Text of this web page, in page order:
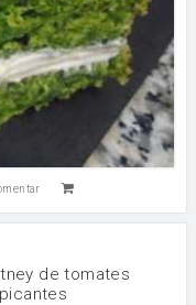
de tomates